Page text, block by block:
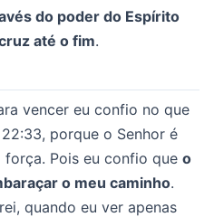
do poder do Espírito
até o fim.
vencer eu confio no que
porque o Senhor é
Pois eu confio que o
o meu caminho.
quando eu ver apenas